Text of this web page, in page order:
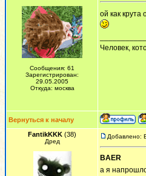
Сообщения: 61
Зарегистрирован:
29.05.2005
Откуда: москва
ой как крута
Человек,
Вернуться к началу
FantikKKK (38)
Дред
Добавлено:
BAER
а я